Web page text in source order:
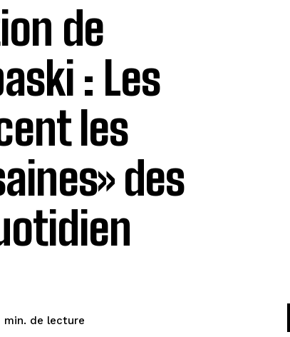
de
: Les
les
des
min. de lecture